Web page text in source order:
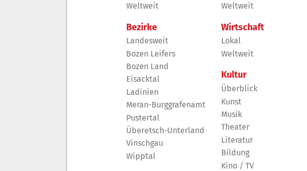
Weltweit
Bezirke
Landesweit
Bozen Leifers
Bozen Land
Eisacktal
Ladinien
Meran-Burggrafenamt
Pustertal
Überetsch-Unterland
Vinschgau
Wipptal
Weltweit
Wirtschaft
Lokal
Weltweit
Kultur
Überblick
Kunst
Musik
Theater
Literatur
Bildung
Kino / TV